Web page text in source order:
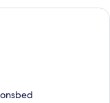
slaapkamer met een